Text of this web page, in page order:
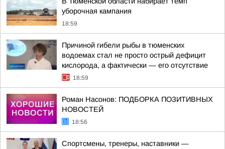
уборочная кампания
18:59
Причиной гибели рыбы в тюменских
водоемах стал не просто острый дефицит
кислорода, а фактически — его отсутствие
18:59
Роман Насонов: ПОДБОРКА ПОЗИТИВНЫХ
НОВОСТЕЙ
18:56
Спортсмены, тренеры, наставники —